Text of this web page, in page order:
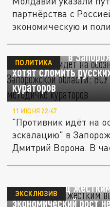
партнёрства с
экономическую и
"Противник идёт на
эскалацию" в
хотят сломить
кураторов
ПОЛИТИКА
11 ИЮНЯ 22:47
"Противник идёт на
эскалацию" в
Дмитрий Ворона. В
Россия перед
экономический рост
ЭКСКЛЮЗИВ